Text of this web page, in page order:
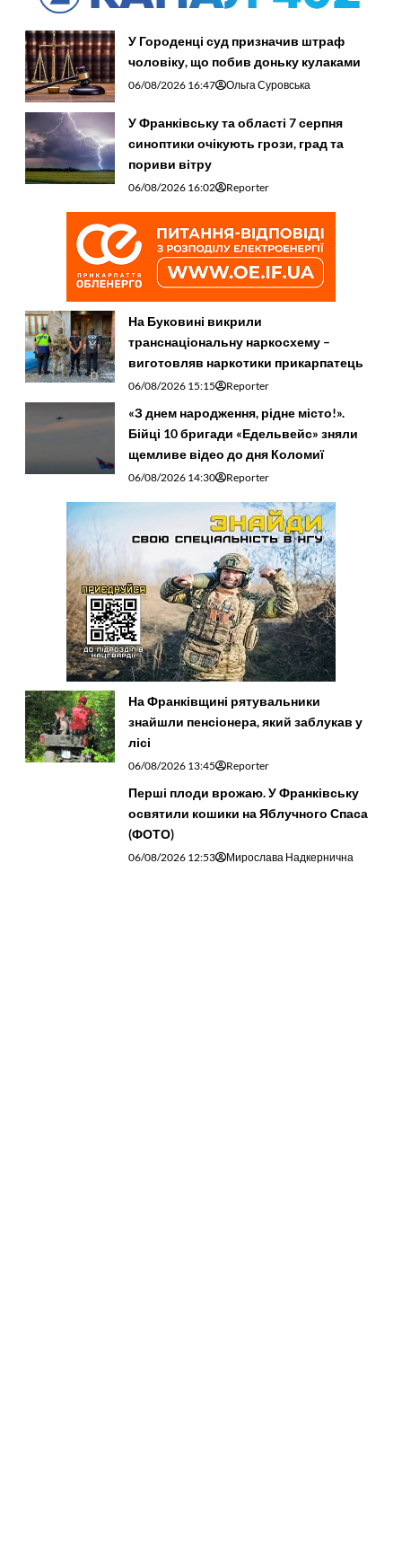
У Городенці суд призначив штраф
чоловіку, що побив доньку кулаками
06/08/2026 16:47 Ольга Суровська
У Франківську та області 7 серпня
синоптики очікують грози, град та
пориви вітру
06/08/2026 16:02 Reporter
На Буковині викрили
транснаціональну наркосхему –
виготовляв наркотики прикарпатець
06/08/2026 15:15 Reporter
«З днем народження, рідне місто!».
Бійці 10 бригади «Едельвейс» зняли
щемливе відео до дня Коломиї
06/08/2026 14:30 Reporter
На Франківщині рятувальники
знайшли пенсіонера, який заблукав у
лісі
06/08/2026 13:45 Reporter
Перші плоди врожаю. У Франківську
освятили кошики на Яблучного Спаса
(ФОТО)
06/08/2026 12:53 Мирослава Надкернична